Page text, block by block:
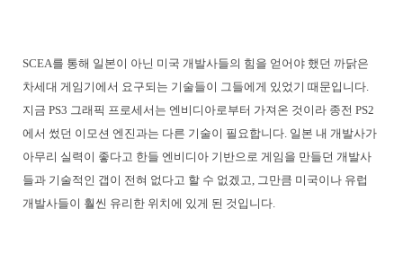
SCEA를 통해 일본이 아닌 미국 개발사들의 힘을 얻어야 했던 까닭은
차세대 게임기에서 요구되는 기술들이 그들에게 있었기 때문입니다.
지금 PS3 그래픽 프로세서는 엔비디아로부터 가져온 것이라 종전 PS2
에서 썼던 이모션 엔진과는 다른 기술이 필요합니다. 일본 내 개발사가
아무리 실력이 좋다고 한들 엔비디아 기반으로 게임을 만들던 개발사
들과 기술적인 갭이 전혀 없다고 할 수 없겠고, 그만큼 미국이나 유럽
개발사들이 훨씬 유리한 위치에 있게 된 것입니다.